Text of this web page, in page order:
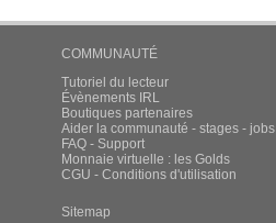
COMMUNAUTÉ
Tutoriel du lecteur
Évènements IRL
Boutiques partenaires
Aider la communauté - stages - jobs
FAQ - Support
Monnaie virtuelle : les Golds
CGU - Conditions d'utilisation
Sitemap